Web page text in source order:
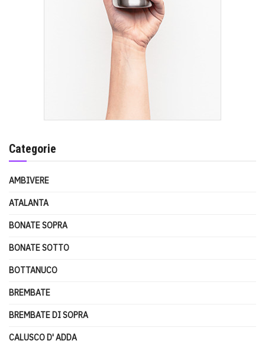
Categorie
AMBIVERE
ATALANTA
BONATE SOPRA
BONATE SOTTO
BOTTANUCO
BREMBATE
BREMBATE DI SOPRA
CALUSCO D' ADDA